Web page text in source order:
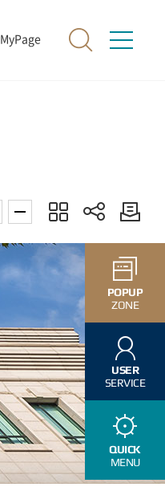
MyPage
POPUP
ZONE
USER
SERVICE
QUICK
MENU